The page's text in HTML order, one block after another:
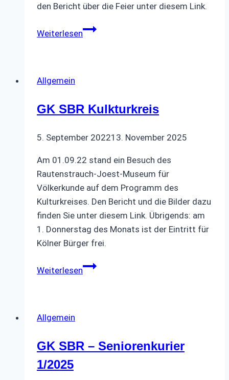
den Bericht über die Feier unter diesem Link.
WeiterlesenGK
Allgemein
GK SBR Kulkturkreis
5. September 202213. November 2025
Am 01.09.22 stand ein Besuch des
Rautenstrauch-Joest-Museum für
Völkerkunde auf dem Programm des
Kulturkreises. Den Bericht und die Bilder dazu
finden Sie unter diesem Link. Übrigends: am
1. Donnerstag des Monats ist der Eintritt für
Kölner Bürger frei.
WeiterlesenGK
Allgemein
GK SBR – Seniorenkurier
1/2025